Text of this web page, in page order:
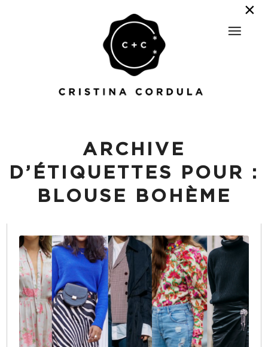
ARCHIVE
D’ÉTIQUETTES POUR :
BLOUSE BOHÈME